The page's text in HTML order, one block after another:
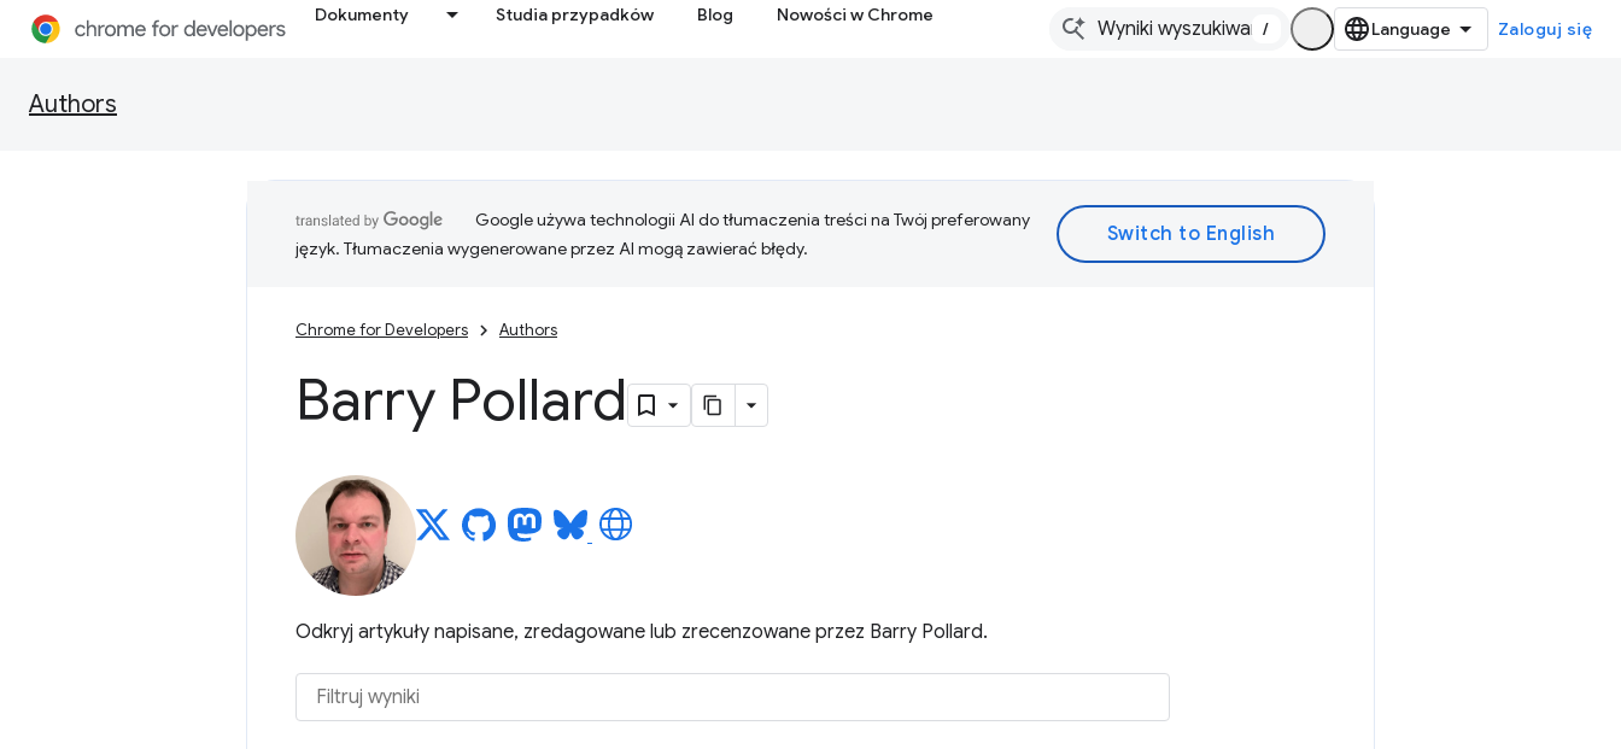
Dokumenty Studia przypadków Blog Nowości w Chrome
/ Zaloguj się
Authors
Google używa technologii AI do tłumaczenia treści na Twój preferowany
język. Tłumaczenia wygenerowane przez AI mogą zawierać błędy.
Chrome for Developers Authors
Barry Pollard
Odkryj artykuły napisane, zredagowane lub zrecenzowane przez Barry Pollard.